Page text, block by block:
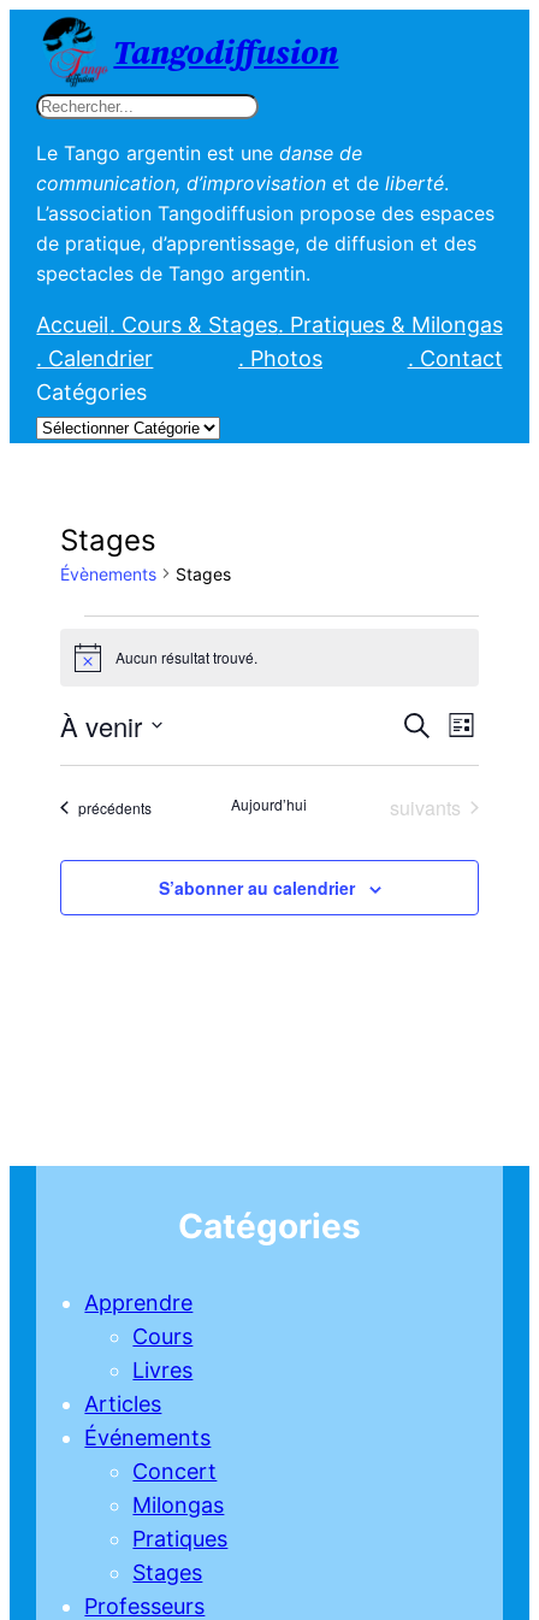
Tangodiffusion
Rechercher
Le Tango argentin est unedanse de
communication, d’improvisation et deliberté.
L’association Tangodiffusion propose des espaces
de pratique, d’apprentissage, de diffusion et des
spectacles de Tango argentin.
Accueil. Cours & Stages. Pratiques & Milongas
. Calendrier
. Photos
. Contact
Catégories
Stages
Évènements Stages
Évènements
Notice Aucun résultat trouvé.
et
de
Recherche
de
Liste
À venir
Sélectionnez
Évènements
précédents Aujourd’hui Évènements
suivants
S’abonner au calendrier
Catégories
Apprendre
Cours
Livres
Articles
Événements
Concert
Milongas
Pratiques
Stages
Professeurs